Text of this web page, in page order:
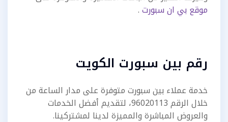
موقع بي ان سبورت.
رقم بين سبورت الكويت
خدمة عملاء بين سبورت متوفرة على مدار الساعة من
خلال الرقم 96020113، لتقديم أفضل الخدمات
والعروض المباشرة والمميزة لدينا لمشتركينا.